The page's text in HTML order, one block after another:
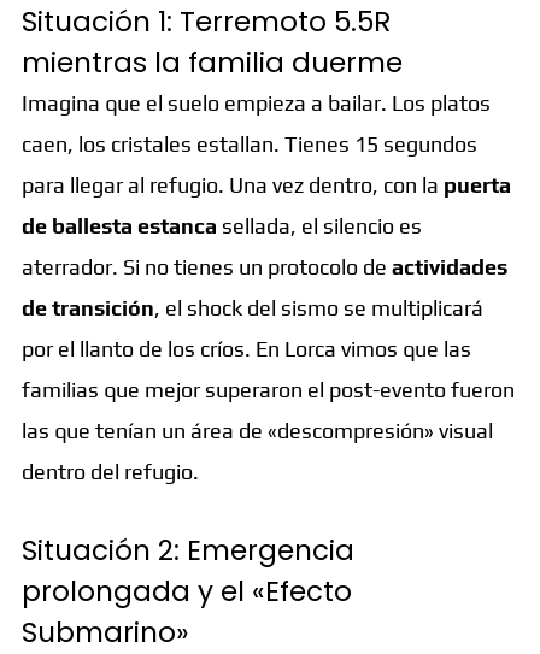
Situación 1: Terremoto 5.5R
mientras la familia duerme
Imagina que el suelo empieza a bailar. Los platos
caen, los cristales estallan. Tienes 15 segundos
para llegar al refugio. Una vez dentro, con la puerta
de ballesta estanca sellada, el silencio es
aterrador. Si no tienes un protocolo de actividades
de transición, el shock del sismo se multiplicará
por el llanto de los críos. En Lorca vimos que las
familias que mejor superaron el post-evento fueron
las que tenían un área de «descompresión» visual
dentro del refugio.
Situación 2: Emergencia
prolongada y el «Efecto
Submarino»